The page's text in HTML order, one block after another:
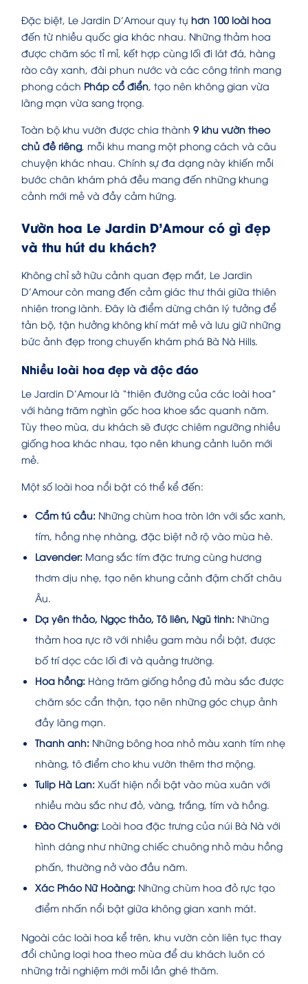
Đặc biệt, Le Jardin D’Amour quy tụ hơn 100 loài hoa
đến từ nhiều quốc gia khác nhau. Những thảm hoa
được chăm sóc tỉ mỉ, kết hợp cùng lối đi lát đá, hàng
rào cây xanh, đài phun nước và các công trình mang
phong cách Pháp cổ điển , tạo nên không gian vừa
lãng mạn vừa sang trọng.
Toàn bộ khu vườn được chia thành 9 khu vườn theo
chủ đề riêng , mỗi khu mang một phong cách và câu
chuyện khác nhau. Chính sự đa dạng này khiến mỗi
bước chân khám phá đều mang đến những khung
cảnh mới mẻ và đầy cảm hứng.
Vườn hoa Le Jardin D’Amour có gì đẹp
và thu hút du khách?
Không chỉ sở hữu cảnh quan đẹp mắt, Le Jardin
D’Amour còn mang đến cảm giác thư thái giữa thiên
nhiên trong lành. Đây là điểm dừng chân lý tưởng để
tản bộ, tận hưởng không khí mát mẻ và lưu giữ những
bức ảnh đẹp trong chuyến khám phá Bà Nà Hills.
Nhiều loài hoa đẹp và độc đáo
Le Jardin D’Amour là “thiên đường của các loài hoa”
với hàng trăm nghìn gốc hoa khoe sắc quanh năm.
Tùy theo mùa, du khách sẽ được chiêm ngưỡng nhiều
giống hoa khác nhau, tạo nên khung cảnh luôn mới
mẻ.
Một số loài hoa nổi bật có thể kể đến:
Cẩm tú cầu: Những chùm hoa tròn lớn với sắc xanh,
tím, hồng nhẹ nhàng, đặc biệt nở rộ vào mùa hè.
Lavender: Mang sắc tím đặc trưng cùng hương
thơm dịu nhẹ, tạo nên khung cảnh đậm chất châu
Âu.
Dạ yên thảo, Ngọc thảo, Tô liên, Ngũ tinh: Những
thảm hoa rực rỡ với nhiều gam màu nổi bật, được
bố trí dọc các lối đi và quảng trường.
Hoa hồng: Hàng trăm giống hồng đủ màu sắc được
chăm sóc cẩn thận, tạo nên những góc chụp ảnh
đầy lãng mạn.
Thanh anh: Những bông hoa nhỏ màu xanh tím nhẹ
nhàng, tô điểm cho khu vườn thêm thơ mộng.
Tulip Hà Lan: Xuất hiện nổi bật vào mùa xuân với
nhiều màu sắc như đỏ, vàng, trắng, tím và hồng.
Đào Chuông: Loài hoa đặc trưng của núi Bà Nà với
hình dáng như những chiếc chuông nhỏ màu hồng
phấn, thường nở vào đầu năm.
Xác Pháo Nữ Hoàng: Những chùm hoa đỏ rực tạo
điểm nhấn nổi bật giữa không gian xanh mát.
Ngoài các loài hoa kể trên, khu vườn còn liên tục thay
đổi chủng loại hoa theo mùa để du khách luôn có
những trải nghiệm mới mỗi lần ghé thăm.